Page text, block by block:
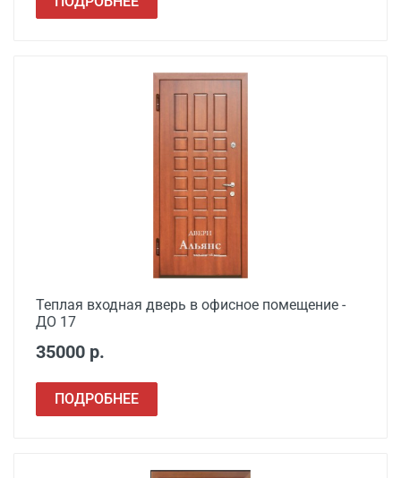
Теплая входная дверь в офисное помещение -
ДО 17
35000 р.
ПОДРОБНЕЕ